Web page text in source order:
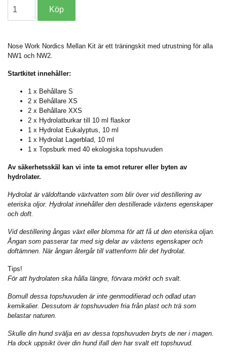
Nose Work Nordics Mellan Kit är ett träningskit med utrustning för alla
NW1 och NW2.
Startkitet innehåller:
1 x Behållare S
2 x Behållare XS
2 x Behållare XXS
2 x Hydrolatburkar till 10 ml flaskor
1 x Hydrolat Eukalyptus, 10 ml
1 x Hydrolat Lagerblad, 10 ml
1 x Topsburk med 40 ekologiska topshuvuden
Av säkerhetsskäl kan vi inte ta emot returer eller byten av
hydrolater.
Hydrolat är väldoftande växtvatten som blir över vid destillering av
eteriska oljor. Hydrolat innehåller den destillerade växtens egenskaper
och doft.
Vid destillering ångas växt eller blomma för att få ut den eteriska oljan.
Ångan som passerar tar med sig delar av växtens egenskaper och
doftämnen. När ångan återgår till vattenform blir det hydrolat.
Tips!
För att hydrolaten ska hålla längre, förvara mörkt och svalt.
Bomull dessa topshuvuden är inte genmodifierad och odlad utan
kemikalier. Dessutom är topshuvuden fria från plast och trä som
belastar naturen.
Skulle din hund svälja en av dessa topshuvuden bryts de ner i magen.
Ha dock uppsikt över din hund ifall den har svalt ett topshuvud.